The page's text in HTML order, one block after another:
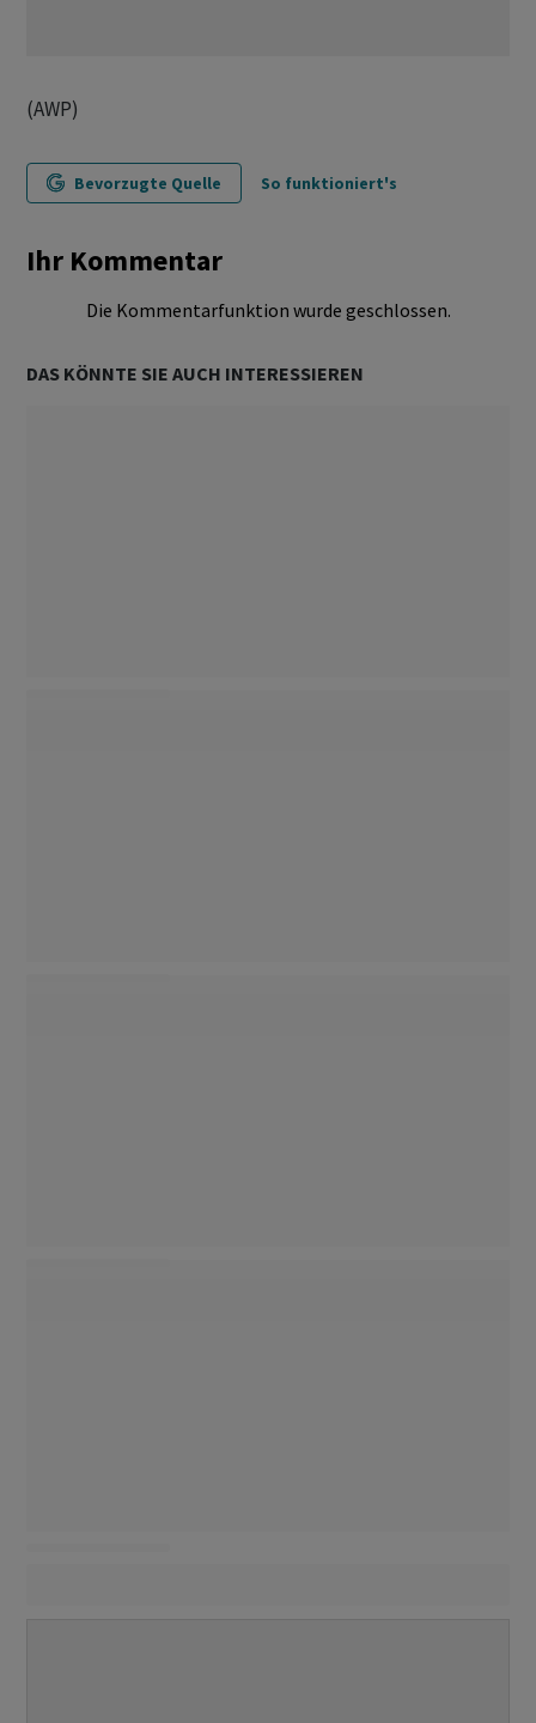
(AWP)
Bevorzugte Quelle So funktioniert's
Ihr Kommentar
Die Kommentarfunktion wurde geschlossen.
DAS KÖNNTE SIE AUCH INTERESSIEREN